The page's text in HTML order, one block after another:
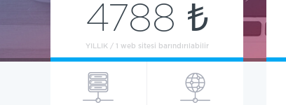
4788 ₺
YILLIK / 1 web sitesi barındırılabilir